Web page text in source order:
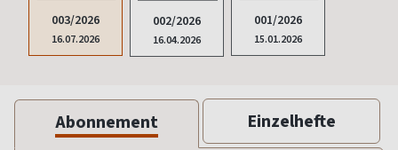
003/2026
16.07.2026
002/2026
16.04.2026
001/2026
15.01.2026
Abonnement Einzelhefte